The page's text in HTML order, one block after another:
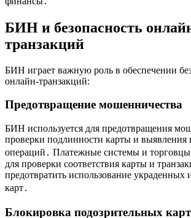
БИН и безопасность
транзакций
БИН играет важную роль в обеспечении
онлайн-транзакций:
Предотвращение мошенничества
БИН используется для предотвращения
проверки подлинности карты и выявления
операций․ Платежные системы и
для проверки соответствия карты и
предотвратить использование украденных
карт․
Блокировка подозрительных карт